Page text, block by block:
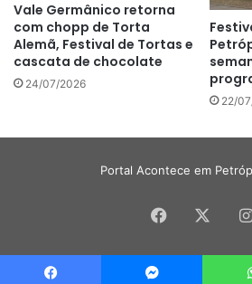
Vale Germânico retorna
com chopp de Torta
Alemã, Festival de Tortas e
cascata de chocolate
24/07/2026
22/
Portal Acontece em
Facebook